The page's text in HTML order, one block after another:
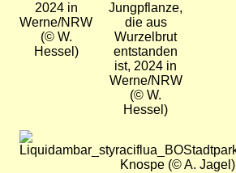
2024 in
Werne/NRW
(© W.
Hessel)
Jungpflanze,
die aus
Wurzelbrut
entstanden
ist, 2024 in
Werne/NRW
(© W.
Hessel)
Bild
Knospe (© A. Jagel)